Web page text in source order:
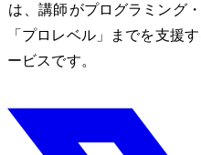
nozomono は、講師 shibomb がプログ
「プロレベル」までを支援
ービスです。